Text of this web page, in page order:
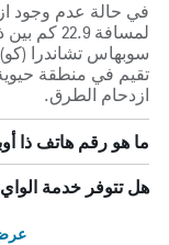
في حالة عدم وجود
لمسافة
تقيم في منطقة
ازدحام الطرق.
ما هو رقم هاتف ذا
هل تتوفر خدمة